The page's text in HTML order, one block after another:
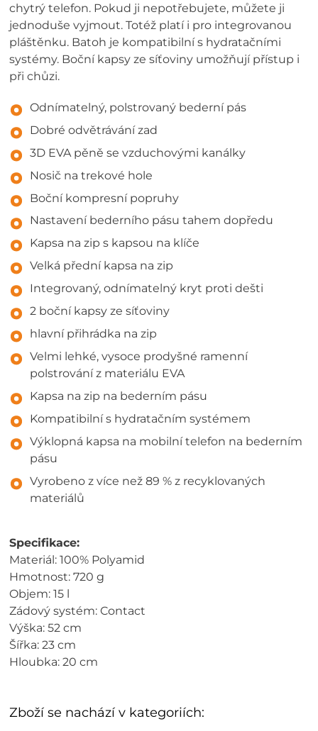
chytrý telefon. Pokud ji nepotřebujete, můžete ji
jednoduše vyjmout. Totéž platí i pro integrovanou
pláštěnku. Batoh je kompatibilní s hydratačními
systémy. Boční kapsy ze síťoviny umožňují přístup i
při chůzi.
Odnímatelný, polstrovaný bederní pás
Dobré odvětrávání zad
3D EVA pěně se vzduchovými kanálky
Nosič na trekové hole
Boční kompresní popruhy
Nastavení bederního pásu tahem dopředu
Kapsa na zip s kapsou na klíče
Velká přední kapsa na zip
Integrovaný, odnímatelný kryt proti dešti
2 boční kapsy ze síťoviny
hlavní přihrádka na zip
Velmi lehké, vysoce prodyšné ramenní
polstrování z materiálu EVA
Kapsa na zip na bederním pásu
Kompatibilní s hydratačním systémem
Výklopná kapsa na mobilní telefon na bederním
pásu
Vyrobeno z více než 89 % z recyklovaných
materiálů
Specifikace:
Materiál: 100% Polyamid
Hmotnost: 720 g
Objem: 15 l
Zádový systém: Contact
Výška: 52 cm
Šířka: 23 cm
Hloubka: 20 cm
Zboží se nachází v kategoriích: